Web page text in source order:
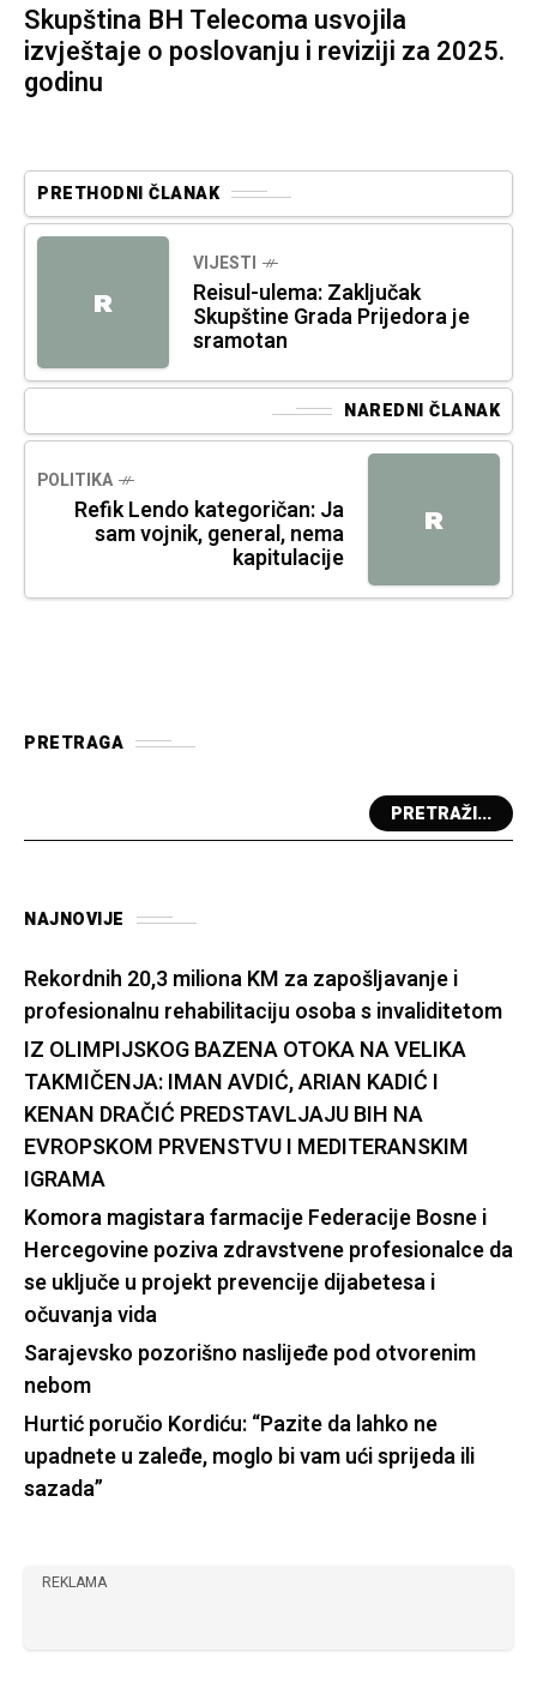
Skupština BH Telecoma usvojila
izvještaje o poslovanju i reviziji za 2025.
godinu
PRETHODNI ČLANAK
R
VIJESTI
Reisul-ulema: Zaključak
Skupštine Grada Prijedora je
sramotan
NAREDNI ČLANAK
R
POLITIKA
Refik Lendo kategoričan: Ja
sam vojnik, general, nema
kapitulacije
PRETRAGA
PRETRAŽI...
NAJNOVIJE
Rekordnih 20,3 miliona KM za zapošljavanje i
profesionalnu rehabilitaciju osoba s invaliditetom
IZ OLIMPIJSKOG BAZENA OTOKA NA VELIKA
TAKMIČENJA: IMAN AVDIĆ, ARIAN KADIĆ I
KENAN DRAČIĆ PREDSTAVLJAJU BIH NA
EVROPSKOM PRVENSTVU I MEDITERANSKIM
IGRAMA
Komora magistara farmacije Federacije Bosne i
Hercegovine poziva zdravstvene profesionalce da
se uključe u projekt prevencije dijabetesa i
očuvanja vida
Sarajevsko pozorišno naslijeđe pod otvorenim
nebom
Hurtić poručio Kordiću: “Pazite da lahko ne
upadnete u zaleđe, moglo bi vam ući sprijeda ili
sazada”
REKLAMA